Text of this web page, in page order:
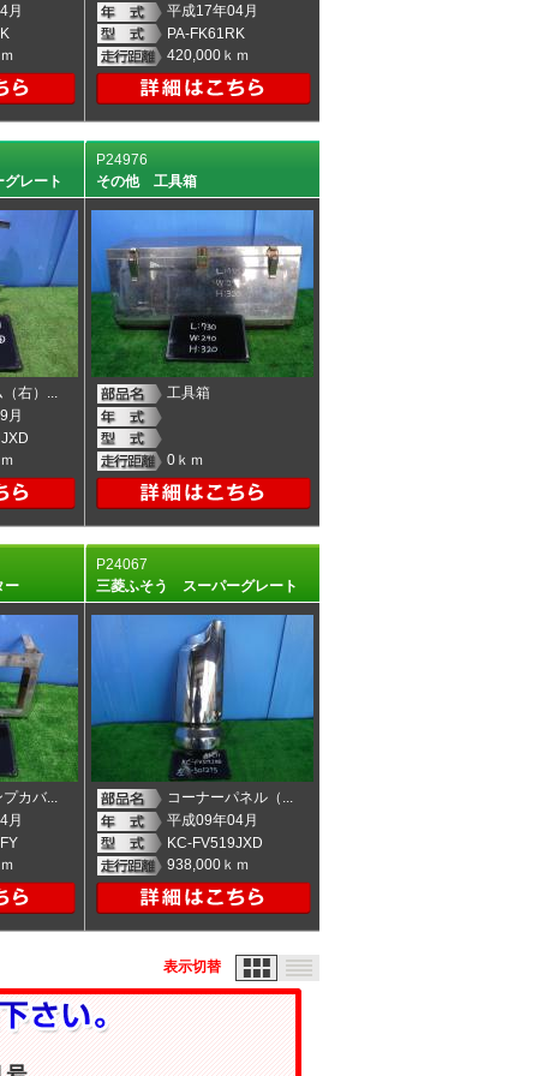
月
平成17年04月
PA-FK61RK
420,000ｋｍ
グレート
右）...
月
P24976
その他 工具箱
工具箱
0ｋｍ
ー
カバ...
月
P24067
三菱ふそう スーパーグレート
コーナーパネル（...
平成09年04月
KC-FV519JXD
938,000ｋｍ
表示切替